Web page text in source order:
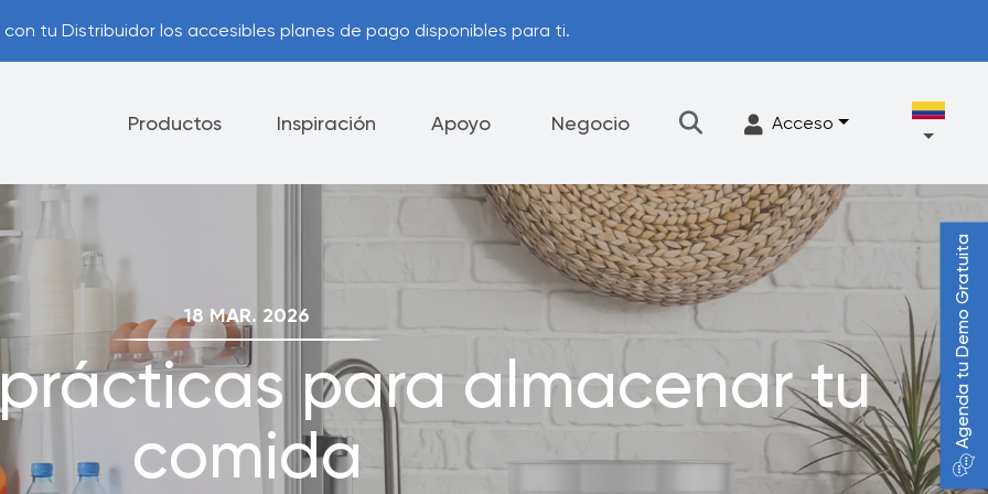
tu Distribuidor los accesibles planes de pago disponibles para ti.
Productos
★ Filtración Accesorios
Inspiración Apoyo
de Cancelación y
Consejos Útiles
Contáctanos
Programa de actualización
FrescaFlow Apoyo
Negocio Acceso
18 MAR. 2026
para almacenar tu
comida
Agenda tu Demo Gratuita